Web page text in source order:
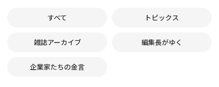
すべて トピックス
雑誌アーカイブ 編集長がゆく
企業家たちの金言